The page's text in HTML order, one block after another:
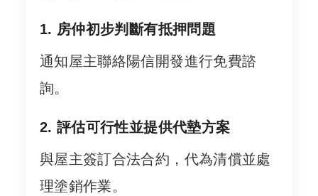
1. 房仲初步判斷有抵押問題
通知屋主聯絡陽信開發進行免費諮
詢。
2. 評估可行性並提供代墊方案
與屋主簽訂合法合約，代為清償並處
理塗銷作業。